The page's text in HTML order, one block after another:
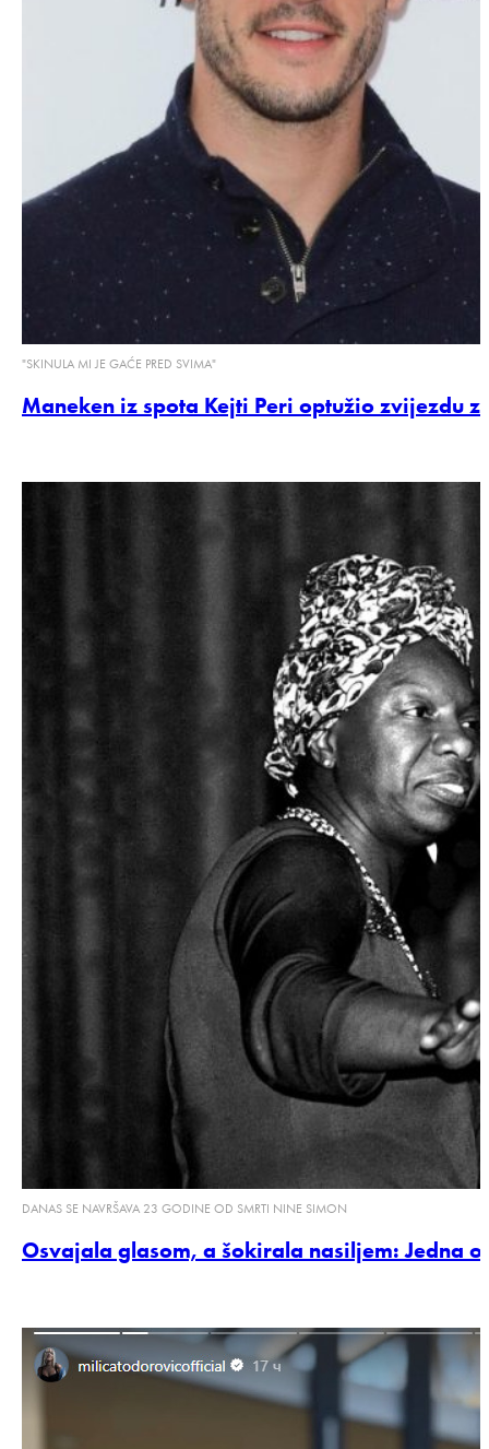
"SKINULA MI JE GAĆE PRED SVIMA"
Maneken iz spota Kejti Peri optužio zvijezdu
DANAS SE NAVRŠAVA 23 GODINE OD SMRTI NINE SIMON
Osvajala glasom, a šokirala nasiljem: Jedna